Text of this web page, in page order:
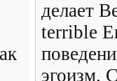
делает
terrible
эгоизм.